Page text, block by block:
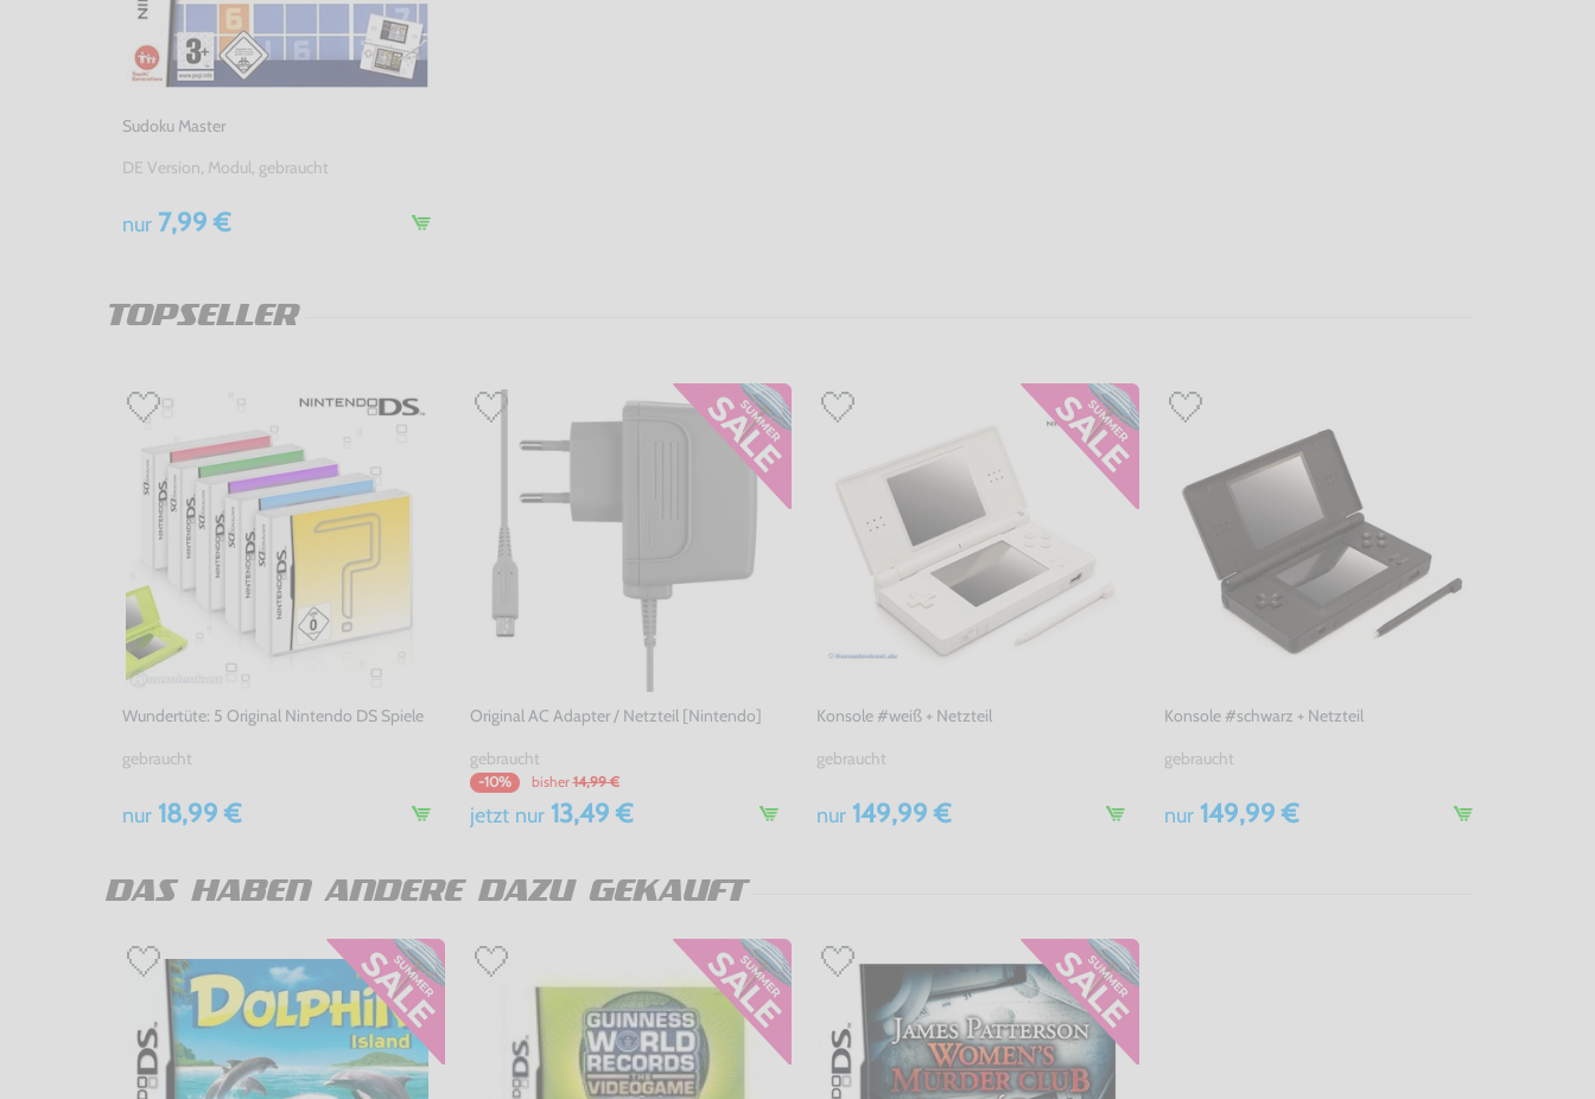
Sudoku Master
DE Version, Modul, gebraucht
nur 7,99 €
TOPSELLER
Wundertüte: 5 Original Nintendo DS Spiele
gebraucht
nur 18,99 €
Original AC Adapter / Netzteil [Nintendo]
gebraucht
-10% bisher 14,99 €
jetzt nur13,49 €
Konsole #weiß + Netzteil
gebraucht
nur 149,99 €
Konsole #schwarz + Netzteil
gebraucht
nur149,99 €
DAS HABEN ANDERE DAZU GEKAUFT